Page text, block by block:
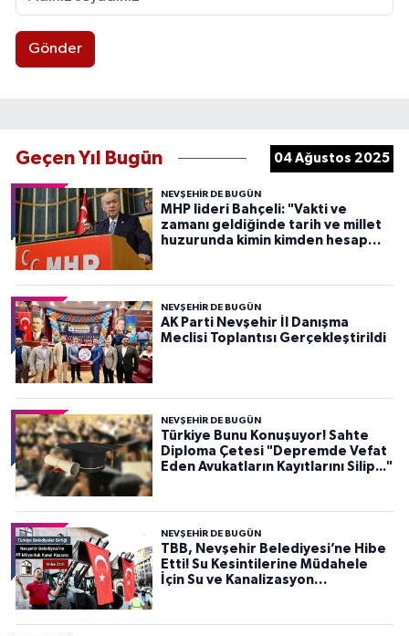
Gönder
Geçen Yıl Bugün 04 Ağustos 2025
NEVŞEHIR DE BUGÜN
MHP lideri Bahçeli: "Vakti ve
zamanı geldiğinde tarih ve millet
huzurunda kimin kimden hesap
NEVŞEHIR DE BUGÜN
AK Parti Nevşehir İl Danışma
Meclisi Toplantısı Gerçekleştirildi
NEVŞEHIR DE BUGÜN
Türkiye Bunu Konuşuyor! Sahte
Diploma Çetesi "Depremde Vefat
Eden Avukatların Kayıtlarını Silip..."
NEVŞEHIR DE BUGÜN
TBB, Nevşehir Belediyesi’ne Hibe
Etti! Su Kesintilerine Müdahele
İçin Su ve Kanalizasyon